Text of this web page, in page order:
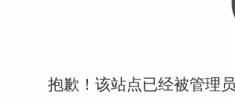
抱歉！该站点已经被管理